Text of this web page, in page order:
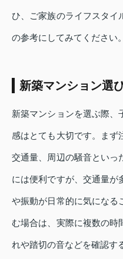
ひ、ご家族のライフスタイ
の参考にしてみてください。
新築マンション選
新築マンションを選ぶ際、
感はとても大切です。まず
交通量、周辺の騒音といっ
には便利ですが、交通量が
や振動が日常的に気になる
む場合は、実際に複数の時
れや踏切の音などを確認す